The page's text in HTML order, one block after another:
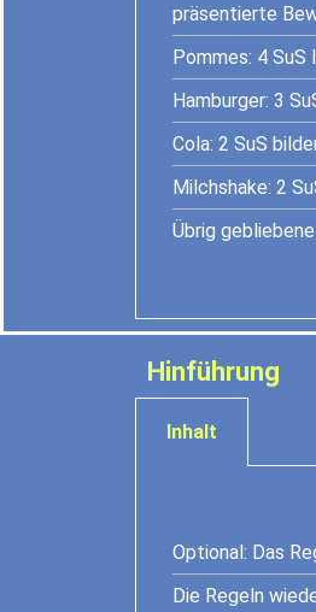
präsentierte
Pommes: 4 SuS
Hamburger: 3
Cola: 2 SuS
Milchshake: 2
Übrig
Hinführung
Inhalt
Optional: Das
Die Regeln